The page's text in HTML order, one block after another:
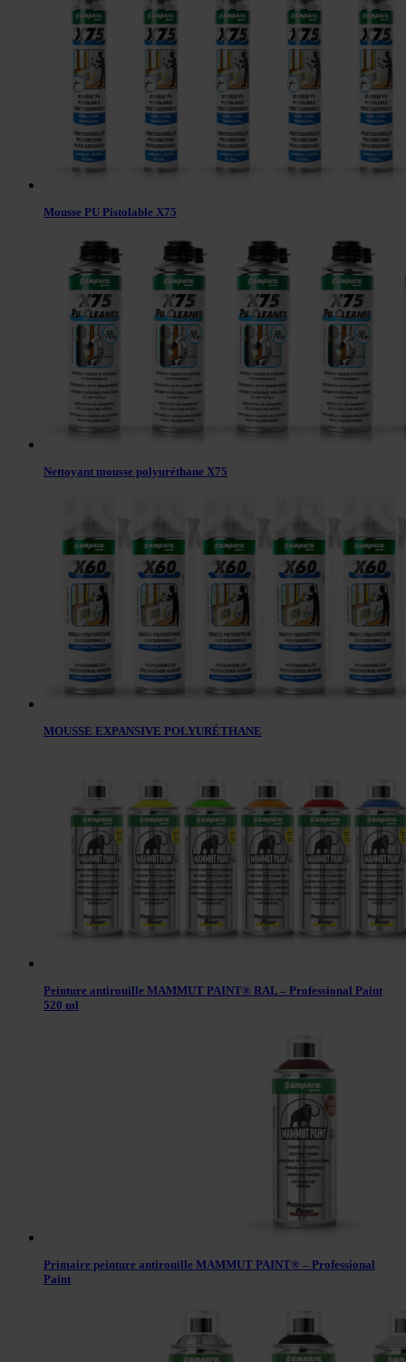
Mousse PU Pistolable X75
Nettoyant mousse polyuréthane X75
MOUSSE EXPANSIVE POLYURÉTHANE
Peinture antirouille MAMMUT PAINT® RAL – Professional Paint
520 ml
Primaire peinture antirouille MAMMUT PAINT® – Professional
Paint